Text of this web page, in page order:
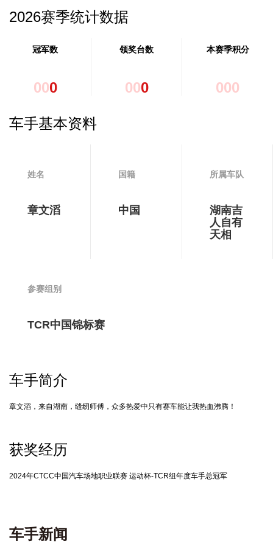
2026赛季统计数据
冠军数
000
领奖台数
000
本赛季积分
000
车手基本资料
姓名
章文滔
国籍
中国
所属车队
湖南吉
人自有
天相
参赛组别
TCR中国锦标赛
车手简介
章文滔，来自湖南，缝纫师傅，众多热爱中只有赛车能让我热血沸腾！
获奖经历
2024年CTCC中国汽车场地职业联赛 运动杯-TCR组年度车手总冠军
车手新闻